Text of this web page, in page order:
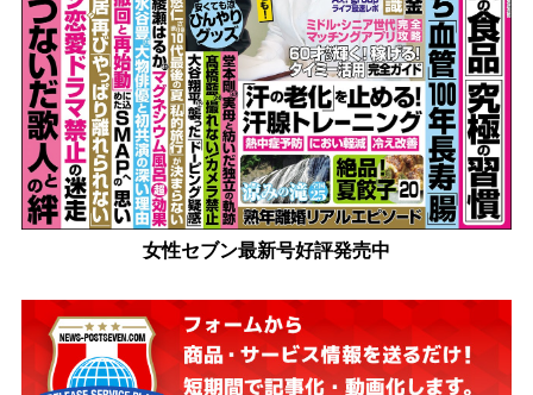
女性セブン最新号好評発売中